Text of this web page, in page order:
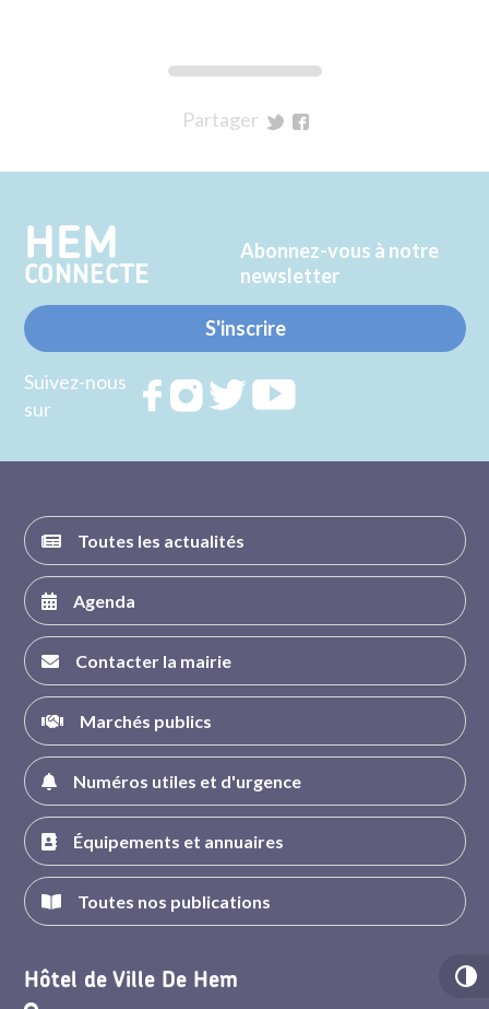
Partager
Twitter
Facebook
HEM
CONNECTE
Abonnez-vous à notre
newsletter
S'inscrire
Suivez-nous
sur
RejoignezRejoignezRejoignez
Toutes les actualités
Agenda
Contacter la mairie
Marchés publics
Numéros utiles et d'urgence
Équipements et annuaires
Toutes nos publications
Hôtel de Ville De Hem